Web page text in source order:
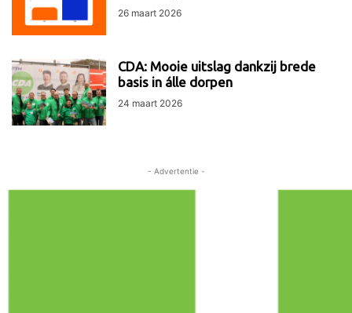
26 maart 2026
CDA: Mooie uitslag dankzij brede
basis in álle dorpen
24 maart 2026
- Advertentie -